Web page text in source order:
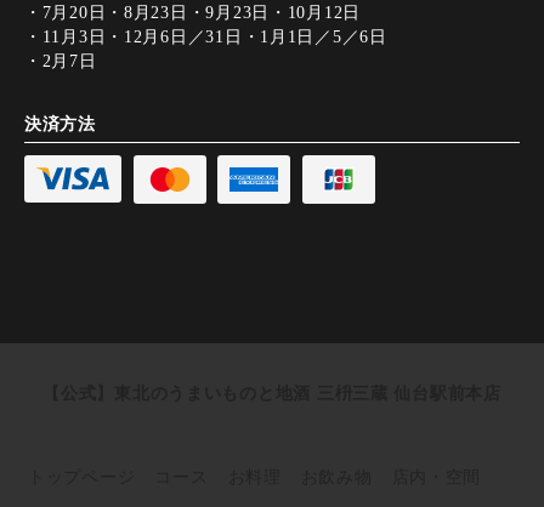
・7月20日・8月23日・9月23日・10月12日
・11月3日・12月6日／31日・1月1日／5／6日
・2月7日
決済方法